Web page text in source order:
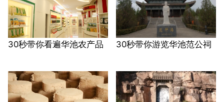
30秒带你看遍华池农产品 30秒带你游览华池范公祠